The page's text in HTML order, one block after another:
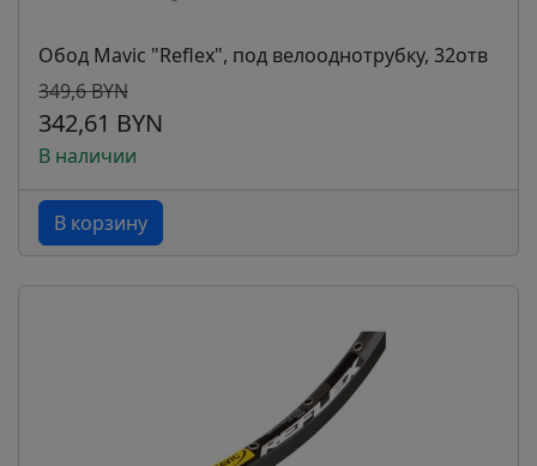
Обод Mavic "Reflex", под велооднотрубку, 32отв
349,6 BYN
342,61 BYN
В наличии
В корзину